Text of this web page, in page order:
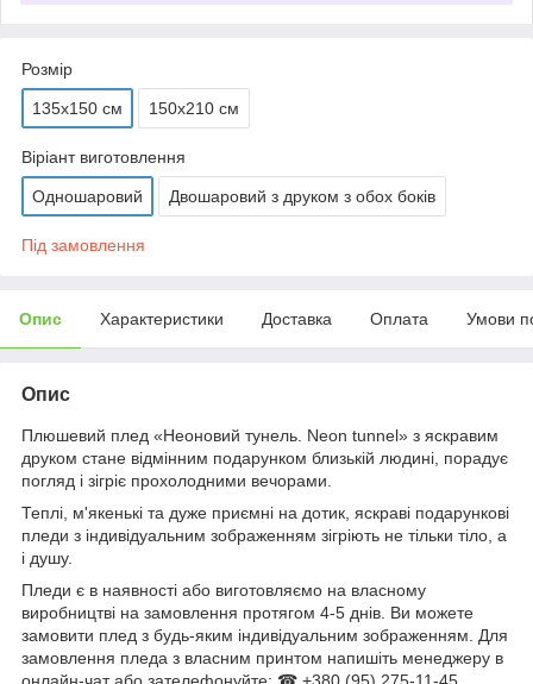
Розмір
135х150 см 150х210 см
Віріант виготовлення
Одношаровий Двошаровий з друком з обох боків
Під замовлення
Опис Характеристики Доставка Оплата Умови
Опис
Плюшевий плед «Неоновий тунель. Neon tunnel» з яскравим
друком стане відмінним подарунком близькій людині, порадує
погляд і зігріє прохолодними вечорами.
Теплі, м'якенькі та дуже приємні на дотик, яскраві подарункові
пледи з індивідуальним зображенням зігріють не тільки тіло, а
і душу.
Пледи є в наявності або виготовляємо на власному
виробництві на замовлення протягом 4-5 днів. Ви можете
замовити плед з будь-яким індивідуальним зображенням. Для
замовлення пледа з власним принтом напишіть менеджеру в
онлайн-чат або зателефонуйте: ☎ +380 (95) 275-11-45 .